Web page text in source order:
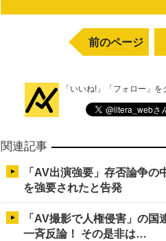
前のページ
「いいね!」「フォロー」
関連記事
「AV出演強要」存否論争
を強要されたと告発
「AV撮影で人権侵害」の
一斉反論！ その是非は…